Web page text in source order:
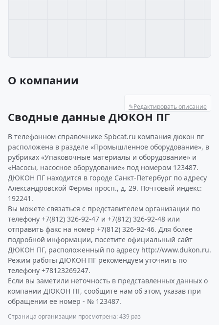
О компании
✎Редактировать описание
Сводные данные ДЮКОН ПГ
В телефонном справочнике Spbcat.ru компания дюкон пг
расположена в разделе «Промышленное оборудование», в
рубриках «Упаковочные материалы и оборудование» и
«Насосы, насосное оборудование» под номером 123487.
ДЮКОН ПГ находится в городе Санкт-Петербург по адресу
Александровской Фермы просп., д. 29. Почтовый индекс:
192241.
Вы можете связаться с представителем организации по
телефону +7(812) 326-92-47 и +7(812) 326-92-48 или
отправить факс на номер +7(812) 326-92-46. Для более
подробной информации, посетите официальный сайт
ДЮКОН ПГ, расположенный по адресу http://www.dukon.ru.
Режим работы ДЮКОН ПГ рекомендуем уточнить по
телефону +78123269247.
Если вы заметили неточность в представленных данных о
компании ДЮКОН ПГ, сообщите нам об этом, указав при
обращении ее номер - № 123487.
Страница организации просмотрена: 439 раз